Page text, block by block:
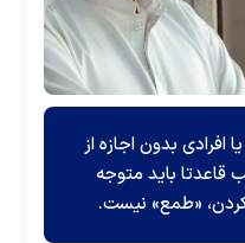
افرادی بدون اجازه از
باید متوجه
«طمع» نیست.